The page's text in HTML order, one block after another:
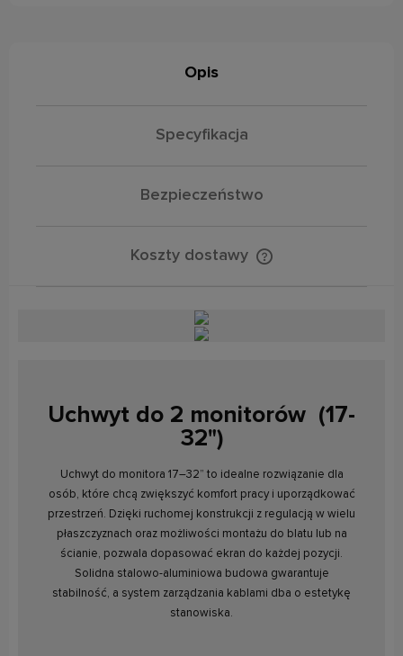
Opis
Specyfikacja
Bezpieczeństwo
Koszty dostawy
Uchwyt do 2 monitorów (17-
32")
Uchwyt do monitora 17–32” to idealne rozwiązanie dla
osób, które chcą zwiększyć komfort pracy i uporządkować
przestrzeń. Dzięki ruchomej konstrukcji z regulacją w wielu
płaszczyznach oraz możliwości montażu do blatu lub na
ścianie, pozwala dopasować ekran do każdej pozycji.
Solidna stalowo-aluminiowa budowa gwarantuje
stabilność, a system zarządzania kablami dba o estetykę
stanowiska.